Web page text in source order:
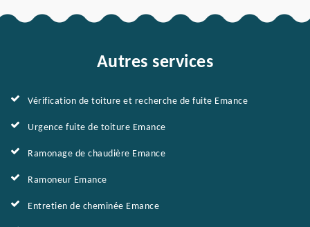
Autres services
Vérification de toiture et recherche de fuite Emance
Urgence fuite de toiture Emance
Ramonage de chaudière Emance
Ramoneur Emance
Entretien de cheminée Emance